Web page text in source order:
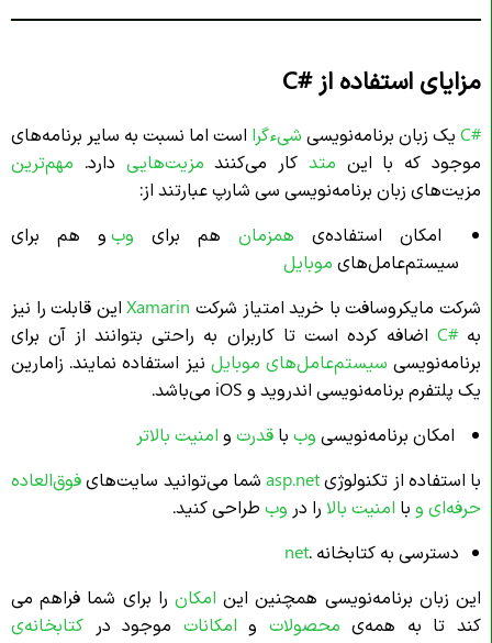
مزایای استفاده ازC#
#C یک زبان برنامه‌نویسی شیءگرا است اما نسبت به سایر برنامه‌های
موجود که با این متد کار می‌کنند مزیت‌هایی دارد. مهم‌ترین
مزیت‌های زبان برنامه‌نویسی سی شارپ عبارتند از:
امکان استفاده‌ی همزمان هم برای وب و هم برای
سیستم‌عامل‌های موبایل
شرکت مایکروسافت با خرید امتیاز شرکت Xamarinاین قابلت را نیز
به#C
اضافه کرده است تا کاربران به راحتی بتوانند از آن برای
برنامه‌نویسی سیستم‌عامل‌های موبایل نیز استفاده نمایند. زامارین
یک پلتفرم برنامه‌نویسی اندروید و iOS می‌باشد.
امکان برنامه‌نویسی وب با قدرت و امنیت بالاتر
با استفاده از تکنولوژیasp.net شما می‌توانید سایت‌هایفوق‌العاده
حرفه‌ای و با امنیت بالا را در وب طراحی کنید.
دسترسی به کتابخانه .net
این زبان برنامه‌نویسی همچنین این امکان را برای شما فراهم می
کند تا به همه‌ی محصولات و امکانات موجود در کتابخانه‌ی